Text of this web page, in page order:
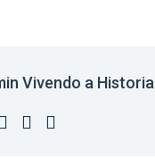
Vivendo a Historia